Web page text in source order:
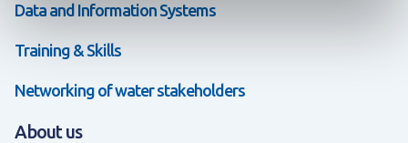
Data and Information Systems
Training & Skills
Networking of water stakeholders
About us